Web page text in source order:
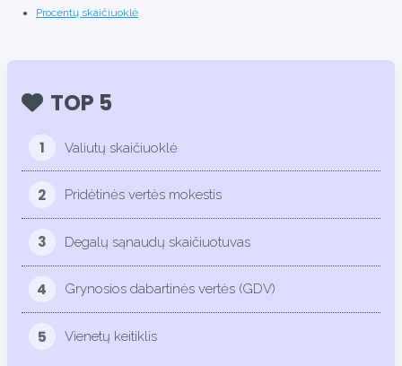
Procentų skaičiuoklė
TOP 5
1 Valiutų skaičiuoklė
2 Pridėtinės vertės mokestis
3 Degalų sąnaudų skaičiuotuvas
4 Grynosios dabartinės vertės (GDV)
5 Vienetų keitiklis